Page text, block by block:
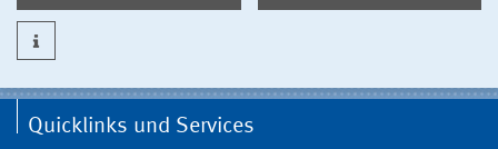
Quicklinks und Services